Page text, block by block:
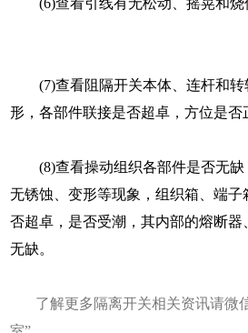
(6)查看引线有无松动、摇晃和烧
(7)查看阻隔开关本体、连杆和转
形，各部件联接是否超卓，方位是否
(8)查看操动组织各部件是否无缺
无锈蚀、变形等现象，组织箱、端子
否超卓，是否受潮，其内部的熔断
无缺。
了解更多隔离开关相关资讯请微